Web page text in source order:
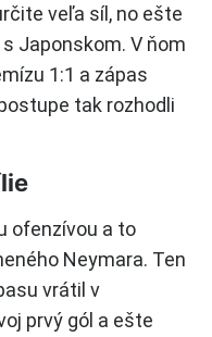
veľa síl, no ešte
Japonskom. V ňom
1:1 a zápas
tak rozhodli
ofenzívou a to
Neymara. Ten
vrátil v
prvý gól a ešte